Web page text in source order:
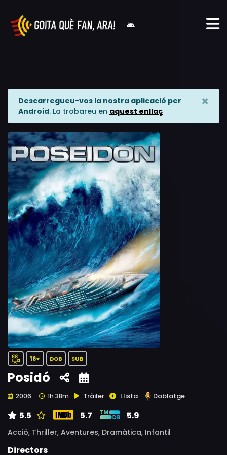
Descarregueu-vos la nostra aplicació per
Android. La trobareu en aquest enllaç
×
16+ DOB SUB
Posidó
2006 1h 38m Tràiler Llista Doblatge
5.5 5.7 5.9
Acció, Thriller, Aventures, Dramàtica, Infantil
Directors